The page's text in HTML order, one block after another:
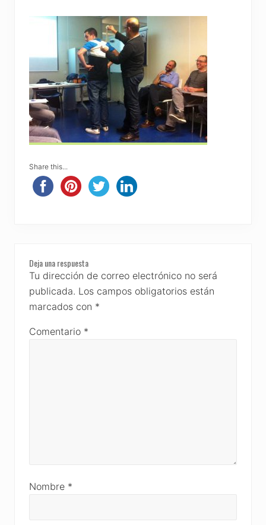
Share this...
Reader
Interactions
Deja una respuesta
Tu dirección de correo electrónico no será
publicada. Los campos obligatorios están
marcados con *
Comentario *
Nombre *